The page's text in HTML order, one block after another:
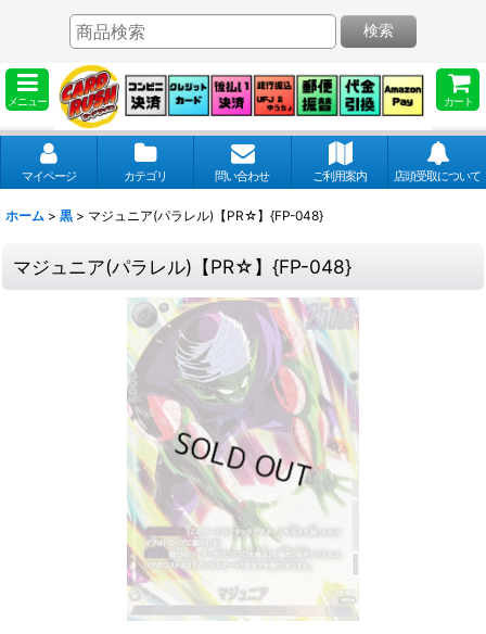
メニュー カート
検索
マイページ カテゴリ 問い合わせ ご利用案内 店頭受取について
ホーム > 黒 > マジュニア(パラレル)【PR☆】{FP-048}
マジュニア(パラレル)【PR☆】{FP-048}